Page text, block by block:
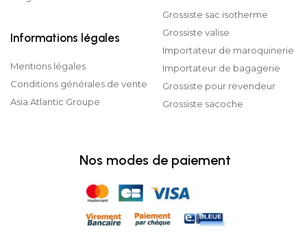
Informations légales
Mentions légales
Conditions générales de vente
Asia Atlantic Groupe
Grossiste sac isotherme
Grossiste valise
Importateur de maroquinerie
Importateur de bagagerie
Grossiste pour revendeur
Grossiste sacoche
Nos modes de paiement